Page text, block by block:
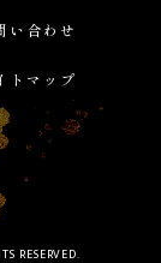
い合わせ
トマップ
RESERVED.